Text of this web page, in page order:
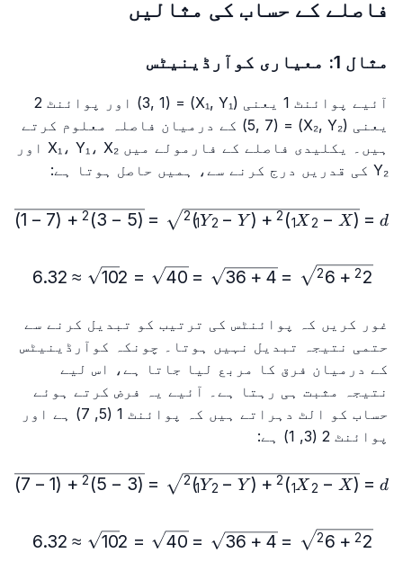
فاصلے کے حساب کی مثالیں
مثال 1: معیاری کوآرڈینیٹس
آئیے پوائنٹ 1 یعنی (X₁, Y₁) = (3, 1) اور پوائنٹ 2
یعنی (X₂, Y₂) = (5, 7) کے درمیان فاصلہ معلوم کرتے
ہیں۔ یکلیدی فاصلے کے فارمولے میں X₁، Y₁، X₂ اور
Y₂ کی قدریں درج کرنے سے، ہمیں حاصل ہوتا ہے:
1)^2}=\sqrt{2^2+6^2} d
=
(
X 2 − X
1
)
2
+
(
Y2 − Y
1
)
2
=
(
5
−
3
)
2
+
(
7
−
1
)
\sqrt{2^2+6^2}=\sqrt{4+36}=\sqrt{40}=2\sqrt{10}\approx 6.32 2
2
+
6
2
=
4
+
36
=
40
=
2
10
≈
6.32
غور کریں کہ پوائنٹس کی ترتیب کو تبدیل کرنے سے
حتمی نتیجہ تبدیل نہیں ہوتا۔ چونکہ کوآرڈینیٹس
کے درمیان فرق کا مربع لیا جاتا ہے، اس لیے
نتیجہ مثبت ہی رہتا ہے۔ آئیے یہ فرض کرتے ہوئے
حساب کو الٹ دہراتے ہیں کہ پوائنٹ 1 (5, 7) ہے اور
پوائنٹ 2 (3, 1) ہے:
2)^2+(-6)^2} d
=
(
X 2 − X
1
)
2
+
(
Y 2 − Y
1
)
2
=
(
3
−
5
)
2
+
(
1
−
7
)
\sqrt{2^2+6^2}=\sqrt{4+36}=\sqrt{40}=2\sqrt{10}\approx 6.32 2
2
+
6
2
=
4
+
36
=
40
=
2
10
≈
6.32